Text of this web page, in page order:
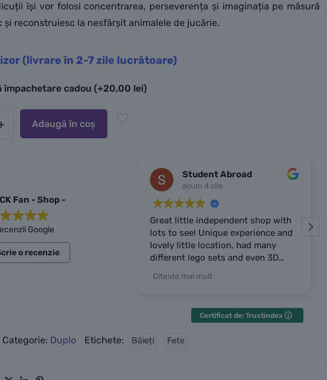
își vor folosi concentrarea, perseverența și imaginația pe măsură
și reconstruiesc la nesfârșit animalele de jucărie.
(livrare în 2-7 zile lucrătoare)
împachetare cadou (+20,00 lei)
Adaugă în coș
Fan - Shop -
Google
o recenzie
Student Abroad
acum 4 zile
Great little independent shop with
lots to see! Unique experience and
lovely little location, had many
different lego sets and even 3D
very chatty and friendly, highly
Citeste mai mult
Certificat de: Trustindex
Categorie: Duplo Etichete: Băieți Fete